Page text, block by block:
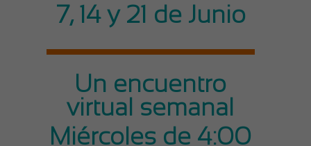
7, 14 y 21 de Junio
Un encuentro
virtual semanal
Miércoles de 4:00